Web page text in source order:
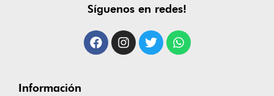
Información
Síguenos en redes!